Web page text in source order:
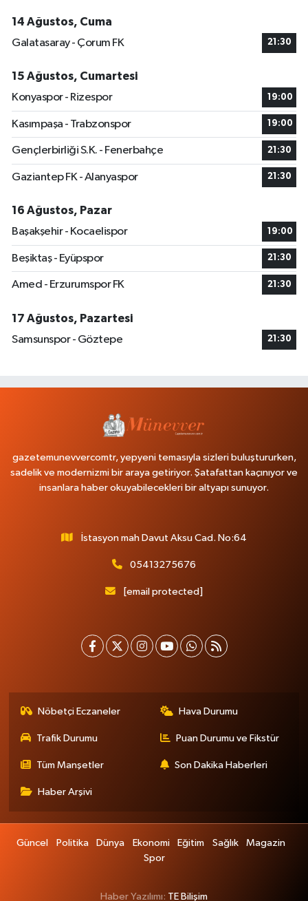
14 Ağustos, Cuma
Galatasaray - Çorum FK
21:30
15 Ağustos, Cumartesi
Konyaspor - Rizespor
19:00
Kasımpaşa - Trabzonspor 19:00
Gençlerbirliği S.K. - Fenerbahçe 21:30
Gaziantep FK - Alanyaspor 21:30
16 Ağustos, Pazar
Başakşehir - Kocaelispor
19:00
Beşiktaş - Eyüpspor 21:30
Amed - Erzurumspor FK 21:30
17 Ağustos, Pazartesi
Samsunspor - Göztepe
21:30
gazetemunevvercomtr, yepyeni temasıyla sizleri buluştururken,
sadelik ve modernizmi bir araya getiriyor. Şatafattan kaçınıyor ve
insanlara haber okuyabilecekleri bir altyapı sunuyor.
İstasyon mah Davut Aksu Cad. No:64
05413275676
[email protected]
Nöbetçi Eczaneler Hava Durumu
Trafik Durumu Puan Durumu ve Fikstür
Tüm Manşetler Son Dakika Haberleri
Haber Arşivi
Güncel Politika Dünya Ekonomi Eğitim Sağlık
Magazin
Spor
Haber Yazılımı: TE Bilişim